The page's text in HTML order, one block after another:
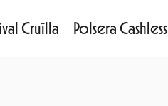
Cruïlla Polsera Cashless